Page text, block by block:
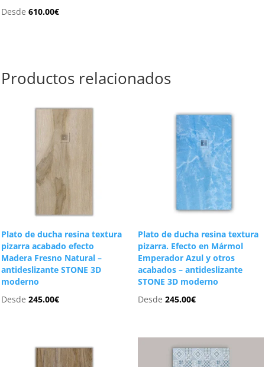
Desde610.00€
Productos relacionados
Plato de ducha resina textura
pizarra acabado efecto
Madera Fresno Natural –
antideslizante STONE 3D
moderno
Desde245.00€
Plato de ducha resina textura
pizarra. Efecto en Mármol
Emperador Azul y otros
acabados – antideslizante
STONE 3D moderno
Desde 245.00€